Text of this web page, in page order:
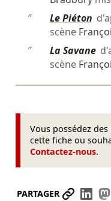
″
Le Piéton
scène
″
La Savane
scène
Vous possédez
cette fiche ou
Contactez-nous.
PARTAGER